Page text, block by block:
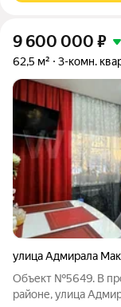
9 600 000 ₽
62,5 м² 3-комн.
улица Адмирала
Объект №5649. В
районе, улица